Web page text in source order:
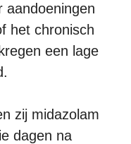
aandoeningen
het chronisch
een lage
zij midazolam
dagen na